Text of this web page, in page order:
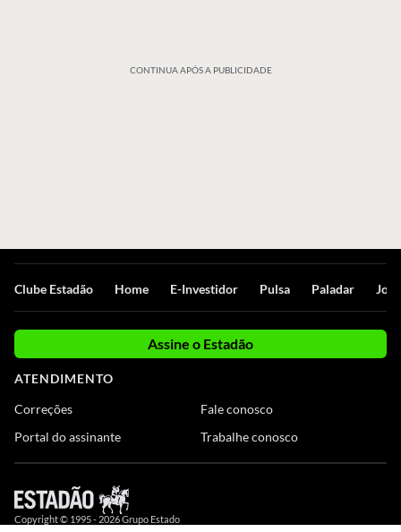
CONTINUA APÓS A PUBLICIDADE
Clube Estadão Home E-Investidor Pulsa Paladar
Assine o Estadão
ATENDIMENTO
Correções
Portal do assinante
Fale conosco
Trabalhe conosco
Copyright © 1995 - 2026Grupo Estado